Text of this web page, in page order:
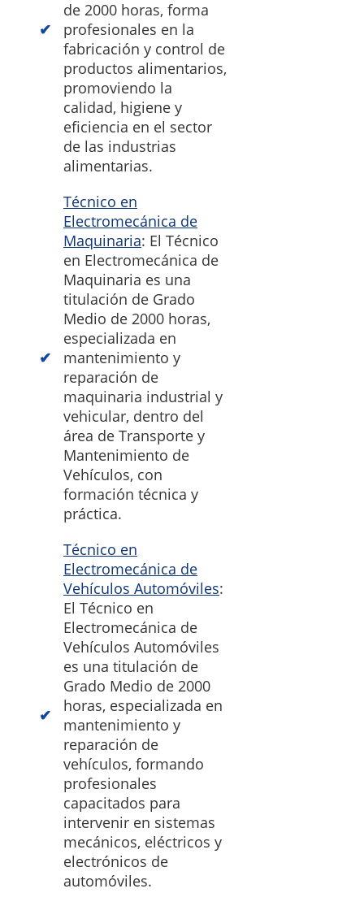
de 2000 horas, forma
profesionales en la
fabricación y control de
productos alimentarios,
promoviendo la
calidad, higiene y
eficiencia en el sector
de las industrias
alimentarias.
Técnico en
Electromecánica de
Maquinaria: El Técnico
en Electromecánica de
Maquinaria es una
titulación de Grado
Medio de 2000 horas,
especializada en
mantenimiento y
reparación de
maquinaria industrial y
vehicular, dentro del
área de Transporte y
Mantenimiento de
Vehículos, con
formación técnica y
práctica.
Técnico en
Electromecánica de
Vehículos Automóviles:
El Técnico en
Electromecánica de
Vehículos Automóviles
es una titulación de
Grado Medio de 2000
horas, especializada en
mantenimiento y
reparación de
vehículos, formando
profesionales
capacitados para
intervenir en sistemas
mecánicos, eléctricos y
electrónicos de
automóviles.